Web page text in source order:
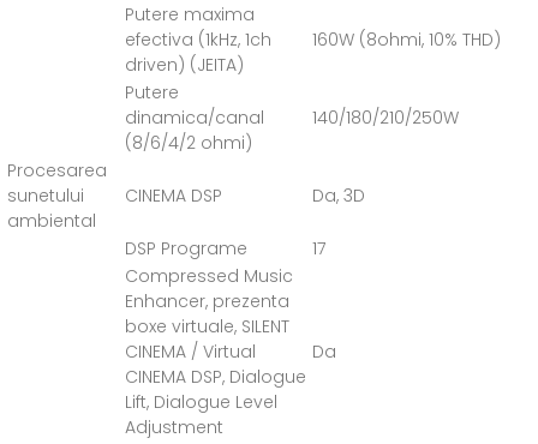
Putere maxima
efectiva (1kHz, 1ch
driven) (JEITA)
160W (8ohmi, 10% THD)
Putere
dinamica/canal
(8/6/4/2 ohmi)
140/180/210/250W
Procesarea
sunetului
ambiental
CINEMA DSP Da, 3D
DSP Programe
17
Compressed Music
Enhancer, prezenta
boxe virtuale, SILENT
CINEMA / Virtual
CINEMA DSP, Dialogue
Lift, Dialogue Level
Adjustment
Da